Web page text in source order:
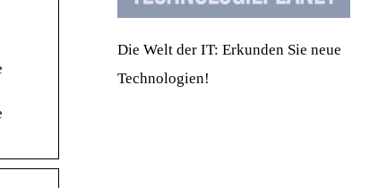
Die Welt der IT: Erkunden Sie neue
Technologien!